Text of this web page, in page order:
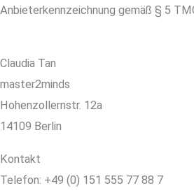
Zum
Anbieterkennzeichnung gemäß § 5
Claudia Tan
master2minds
Hohenzollernstr. 12a
14109 Berlin
Kontakt
Telefon: +49 (0) 151 555 77 88 7